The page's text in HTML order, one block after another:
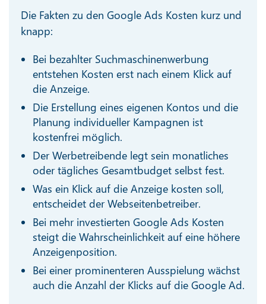
Die Fakten zu den Google Ads Kosten kurz und
knapp:
Bei bezahlter Suchmaschinenwerbung
entstehen Kosten erst nach einem Klick auf
die Anzeige.
Die Erstellung eines eigenen Kontos und die
Planung individueller Kampagnen ist
kostenfrei möglich.
Der Werbetreibende legt sein monatliches
oder tägliches Gesamtbudget selbst fest.
Was ein Klick auf die Anzeige kosten soll,
entscheidet der Webseitenbetreiber.
Bei mehr investierten Google Ads Kosten
steigt die Wahrscheinlichkeit auf eine höhere
Anzeigenposition.
Bei einer prominenteren Ausspielung wächst
auch die Anzahl der Klicks auf die Google Ad.